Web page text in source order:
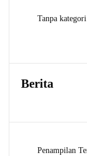
Tanpa kategori
Berita
Penampilan